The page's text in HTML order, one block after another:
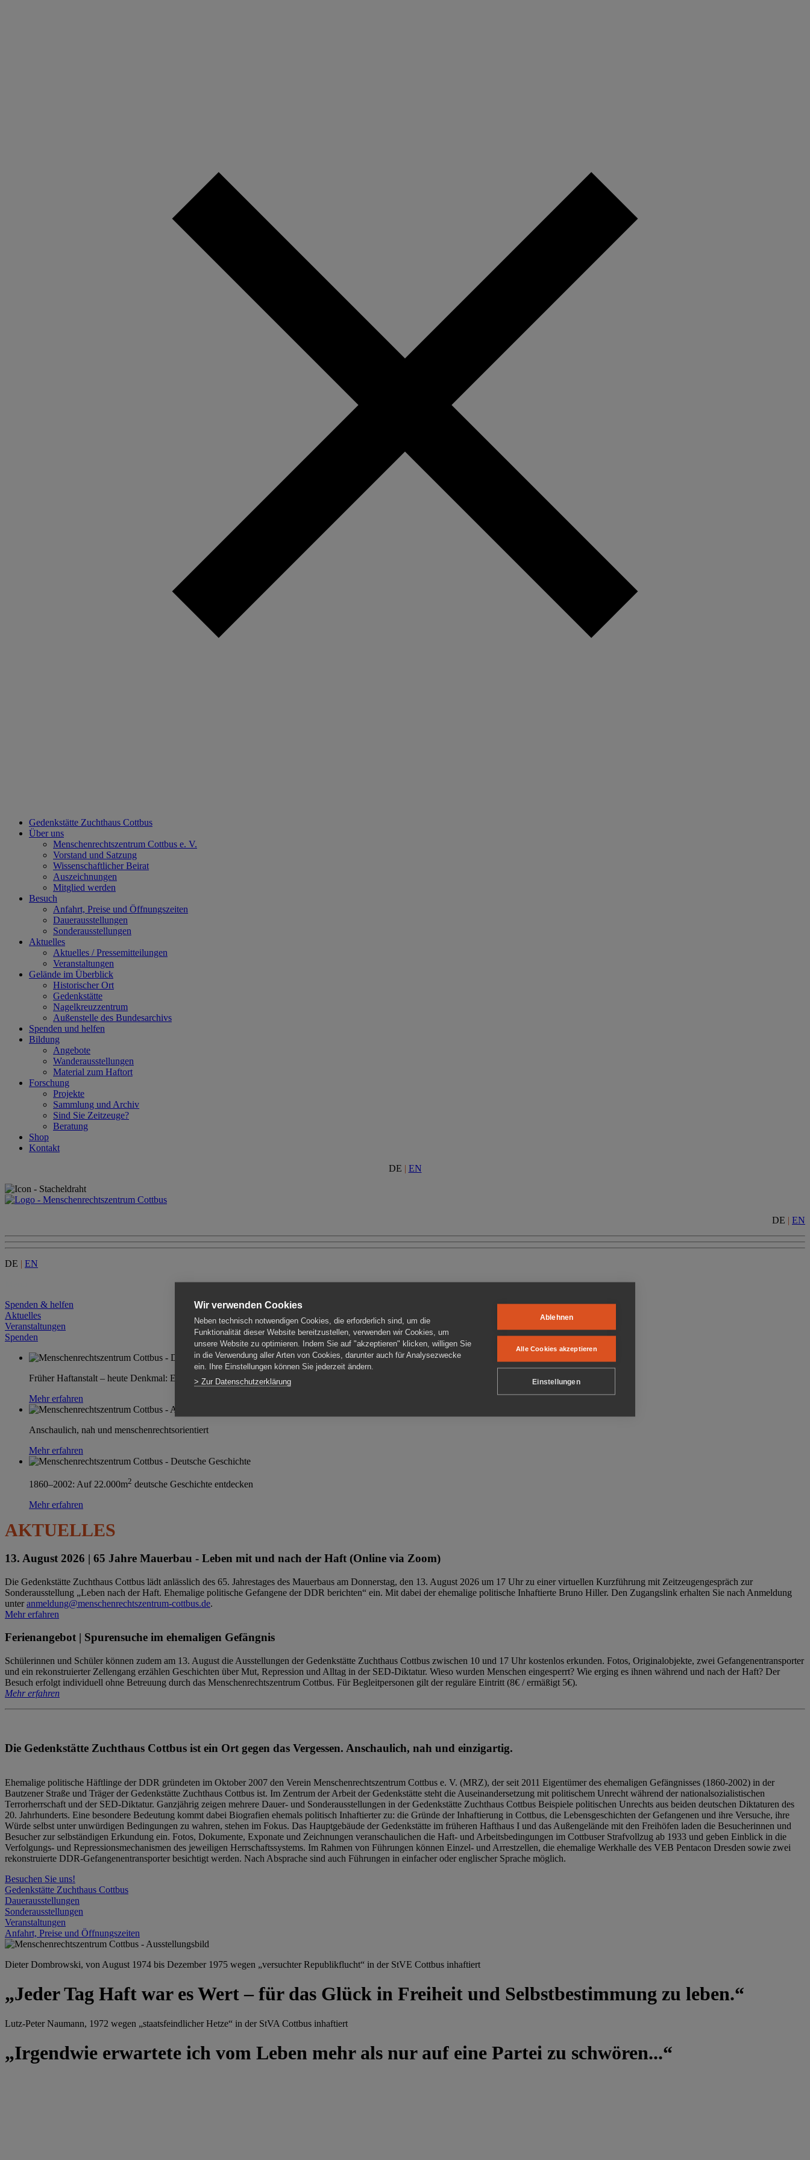
Gedenkstätte Zuchthaus Cottbus
Über uns
Menschenrechtszentrum Cottbus e. V.
Vorstand und Satzung
Wissenschaftlicher Beirat
Auszeichnungen
Mitglied werden
Besuch
Anfahrt, Preise und Öffnungszeiten
Dauerausstellungen
Sonderausstellungen
Aktuelles
Aktuelles / Pressemitteilungen
Veranstaltungen
Gelände im Überblick
Historischer Ort
Gedenkstätte
Nagelkreuzzentrum
Außenstelle des Bundesarchivs
Spenden und helfen
Bildung
Angebote
Wanderausstellungen
Material zum Haftort
Forschung
Projekte
Sammlung und Archiv
Sind Sie Zeitzeuge?
Beratung
Shop
Kontakt
DE | EN
DE | EN
DE | EN
Spenden & helfen
Aktuelles
Veranstaltungen
Spenden
Früher Haftanstalt – heute Denkmal: Einen Ort im Wandel erleben
Mehr erfahren
Anschaulich, nah und menschenrechtsorientiert
Mehr erfahren
1860–2002: Auf 22.000m2 deutsche Geschichte entdecken
Mehr erfahren
AKTUELLES
13. August 2026 | 65 Jahre Mauerbau - Leben mit und nach der Haft (Online via Zoom)
Die Gedenkstätte Zuchthaus Cottbus lädt anlässlich des 65. Jahrestages des Mauerbaus am Donnerstag, den 13. August 2026 um 17 Uhr zu einer virtuellen Kurzführung mit Zeitzeugengespräch zur
Sonderausstellung „Leben nach der Haft. Ehemalige politische Gefangene der DDR berichten“ ein. Mit dabei der ehemalige politische Inhaftierte Bruno Hiller. Den Zugangslink erhalten Sie nach Anmeldung
unteranmeldung@menschenrechtszentrum-cottbus.de.
Mehr erfahren
Ferienangebot | Spurensuche im ehemaligen Gefängnis
Schülerinnen und Schüler können zudem am 13. August die Ausstellungen der Gedenkstätte Zuchthaus Cottbus zwischen 10 und 17 Uhr kostenlos erkunden. Fotos, Originalobjekte, zwei Gefangenentransporter
und ein rekonstruierter Zellengang erzählen Geschichten über Mut, Repression und Alltag in der SED-Diktatur. Wieso wurden Menschen eingesperrt? Wie erging es ihnen während und nach der Haft? Der
Besuch erfolgt individuell ohne Betreuung durch das Menschenrechtszentrum Cottbus. Für Begleitpersonen gilt der reguläre Eintritt (8€ / ermäßigt 5€).
Mehr erfahren
Die Gedenkstätte Zuchthaus Cottbus ist ein Ort gegen das Vergessen. Anschaulich, nah und einzigartig.
Ehemalige politische Häftlinge der DDR gründeten im Oktober 2007 den Verein Menschenrechtszentrum Cottbus e. V. (MRZ), der seit 2011 Eigentümer des ehemaligen Gefängnisses (1860-2002) in der
Bautzener Straße und Träger der Gedenkstätte Zuchthaus Cottbus ist. Im Zentrum der Arbeit der Gedenkstätte steht die Auseinandersetzung mit politischem Unrecht während der nationalsozialistischen
Terrorherrschaft und der SED-Diktatur. Ganzjährig zeigen mehrere Dauer- und Sonderausstellungen in der Gedenkstätte Zuchthaus Cottbus Beispiele politischen Unrechts aus beiden deutschen Diktaturen des
20. Jahrhunderts. Eine besondere Bedeutung kommt dabei Biografien ehemals politisch Inhaftierter zu: die Gründe der Inhaftierung in Cottbus, die Lebensgeschichten der Gefangenen und ihre Versuche, ihre
Würde selbst unter unwürdigen Bedingungen zu wahren, stehen im Fokus. Das Hauptgebäude der Gedenkstätte im früheren Hafthaus I und das Außengelände mit den Freihöfen laden die Besucherinnen und
Besucher zur selbständigen Erkundung ein. Fotos, Dokumente, Exponate und Zeichnungen veranschaulichen die Haft- und Arbeitsbedingungen im Cottbuser Strafvollzug ab 1933 und geben Einblick in die
Verfolgungs- und Repressionsmechanismen des jeweiligen Herrschaftssystems. Im Rahmen von Führungen können Einzel- und Arrestzellen, die ehemalige Werkhalle des VEB Pentacon Dresden sowie zwei
rekonstruierte DDR-Gefangenentransporter besichtigt werden. Nach Absprache sind auch Führungen in einfacher oder englischer Sprache möglich.
Besuchen Sie uns!
Gedenkstätte Zuchthaus Cottbus
Dauerausstellungen
Sonderausstellungen
Veranstaltungen
Anfahrt, Preise und Öffnungszeiten
Dieter Dombrowski, von August 1974 bis Dezember 1975 wegen „versuchter Republikflucht“ in der StVE Cottbus inhaftiert
„Jeder Tag Haft war es Wert – für das Glück in Freiheit und Selbstbestimmung zu leben.“
Lutz-Peter Naumann, 1972 wegen „staatsfeindlicher Hetze“ in der StVA Cottbus inhaftiert
„Irgendwie erwartete ich vom Leben mehr als nur auf eine Partei zu schwören...“
Wir verwenden Cookies
Neben technisch notwendigen Cookies, die erforderlich sind, um die
Funktionalität dieser Website bereitzustellen, verwenden wir Cookies, um
unsere Website zu optimieren. Indem Sie auf "akzeptieren" klicken, willigen Sie
in die Verwendung aller Arten von Cookies, darunter auch für Analysezwecke
ein. Ihre Einstellungen können Sie jederzeit ändern.
> Zur Datenschutzerklärung
Ablehnen
Alle Cookies akzeptieren
Einstellungen